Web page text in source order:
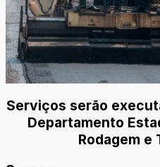
Serviços serão
Departamento
Rodagem e